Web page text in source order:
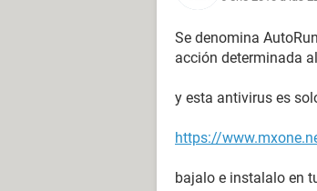
Se denomina
acción determinada
y esta antivirus es
https://
bajalo e instalalo en